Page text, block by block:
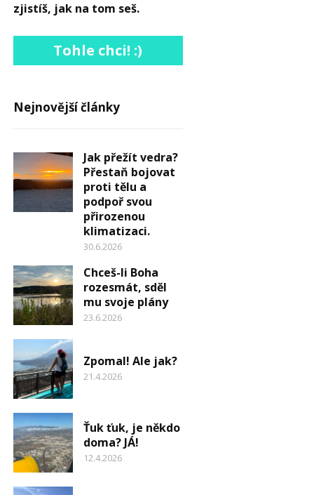
zjistíš, jak na tom seš.
Tohle chci! :)
Nejnovější články
Jak přežít vedra?
Přestaň bojovat
proti tělu a
podpoř svou
přirozenou
klimatizaci.
30.6.2026
Chceš-li Boha
rozesmát, sděl
mu svoje plány
23.6.2026
Zpomal! Ale jak?
21.4.2026
Ťuk ťuk, je někdo
doma? JÁ!
12.4.2026